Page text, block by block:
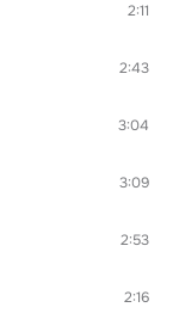
2:11
2:43
3:04
3:09
2:53
2:16